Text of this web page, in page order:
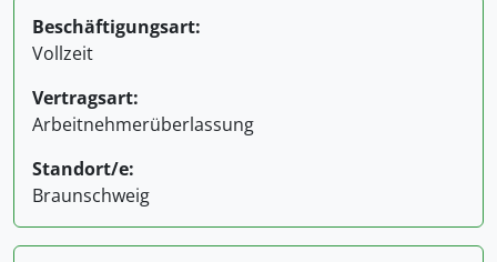
Beschäftigungsart:
Vollzeit
Vertragsart:
Arbeitnehmerüberlassung
Standort/e:
Braunschweig